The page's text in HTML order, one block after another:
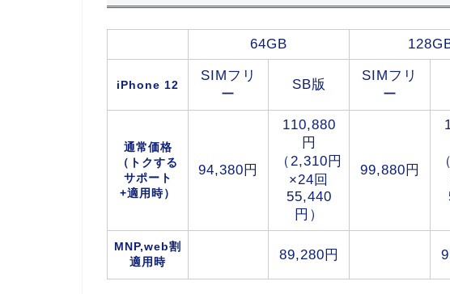
64GB
iPhone 12
SIMフリ
ー
SB版
SIMフリ
ー
通常価格
（トクする
サポート
+適用時）
94,380円
110,880
円
（2,310円
×24回
55,440
円）
99,880円
MNP,web割
適用時
89,280円